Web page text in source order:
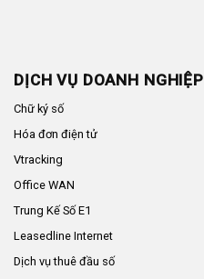
DỊCH VỤ DOANH NGHIỆP
Chữ ký số
Hóa đơn điện tử
Vtracking
Office WAN
Trung Kế Số E1
Leasedline Internet
Dịch vụ thuê đầu số